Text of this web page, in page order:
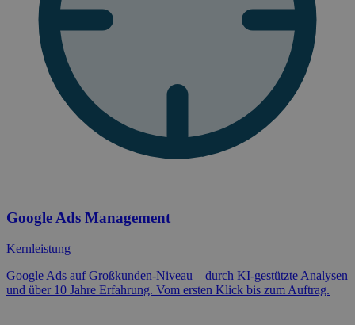
Google Ads Management
Kernleistung
Google Ads auf Großkunden-Niveau – durch KI-gestützte Analysen
und über 10 Jahre Erfahrung. Vom ersten Klick bis zum Auftrag.